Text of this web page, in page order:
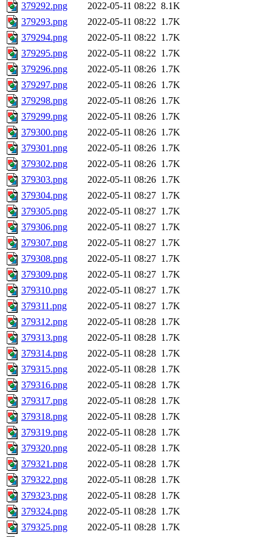
379292.png
2022-05-11 08:22 8.1K
379293.png
2022-05-11 08:22 1.7K
379294.png
2022-05-11 08:22 1.7K
379295.png
2022-05-11 08:22 1.7K
379296.png
2022-05-11 08:26 1.7K
379297.png
2022-05-11 08:26 1.7K
379298.png
2022-05-11 08:26 1.7K
379299.png
2022-05-11 08:26 1.7K
379300.png
2022-05-11 08:26 1.7K
379301.png
2022-05-11 08:26 1.7K
379302.png
2022-05-11 08:26 1.7K
379303.png
2022-05-11 08:26 1.7K
379304.png
2022-05-11 08:27 1.7K
379305.png
2022-05-11 08:27 1.7K
379306.png
2022-05-11 08:27 1.7K
379307.png
2022-05-11 08:27 1.7K
379308.png
2022-05-11 08:27 1.7K
379309.png
2022-05-11 08:27 1.7K
379310.png
2022-05-11 08:27 1.7K
379311.png
2022-05-11 08:27 1.7K
379312.png
2022-05-11 08:28 1.7K
379313.png
2022-05-11 08:28 1.7K
379314.png
2022-05-11 08:28 1.7K
379315.png
2022-05-11 08:28 1.7K
379316.png
2022-05-11 08:28 1.7K
379317.png
2022-05-11 08:28 1.7K
379318.png
2022-05-11 08:28 1.7K
379319.png
2022-05-11 08:28 1.7K
379320.png
2022-05-11 08:28 1.7K
379321.png
2022-05-11 08:28 1.7K
379322.png
2022-05-11 08:28 1.7K
379323.png
2022-05-11 08:28 1.7K
379324.png
2022-05-11 08:28 1.7K
379325.png
2022-05-11 08:28 1.7K